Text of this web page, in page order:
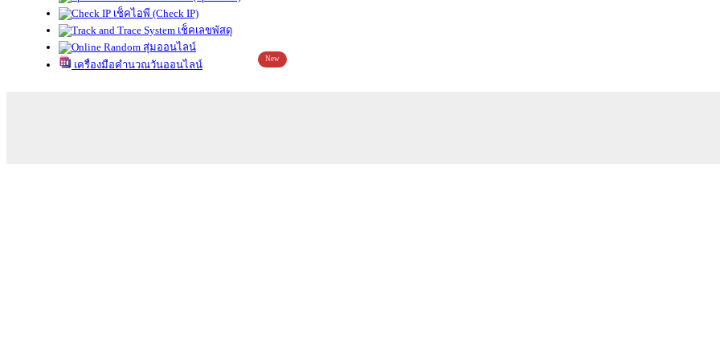
เช็คไอพี (Check IP)
เช็คเลขพัสดุ
สุ่มออนไลน์
เครื่องมือคำนวณวันออนไลน์
New